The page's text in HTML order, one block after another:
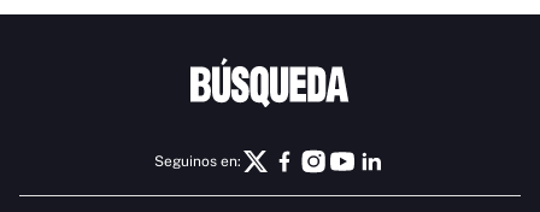
Seguinos en: